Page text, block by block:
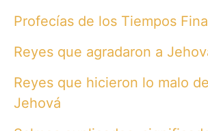
Profecías de los Tiempos
Reyes que agradaron a
Reyes que hicieron lo malo
Jehová